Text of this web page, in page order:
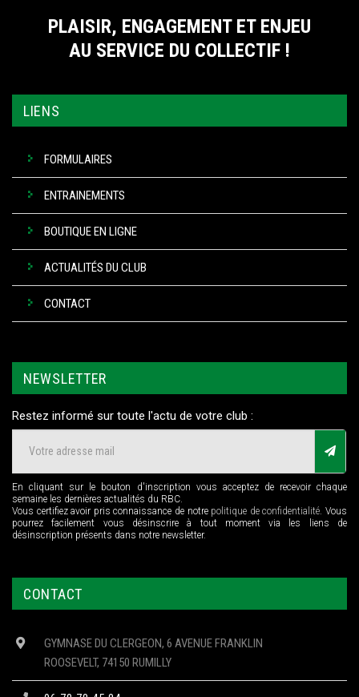
PLAISIR, ENGAGEMENT ET ENJEU
AU SERVICE DU COLLECTIF !
LIENS
FORMULAIRES
ENTRAINEMENTS
BOUTIQUE EN LIGNE
ACTUALITÉS DU CLUB
CONTACT
NEWSLETTER
Restez informé sur toute l'actu de votre club :
En cliquant sur le bouton d'inscription vous acceptez de recevoir chaque
semaine les dernières actualités du RBC.
Vous certifiez avoir pris connaissance de notre politique de confidentialité. Vous
pourrez facilement vous désinscrire à tout moment via les liens de
désinscription présents dans notre newsletter.
CONTACT
GYMNASE DU CLERGEON, 6 AVENUE FRANKLIN
ROOSEVELT, 74150 RUMILLY